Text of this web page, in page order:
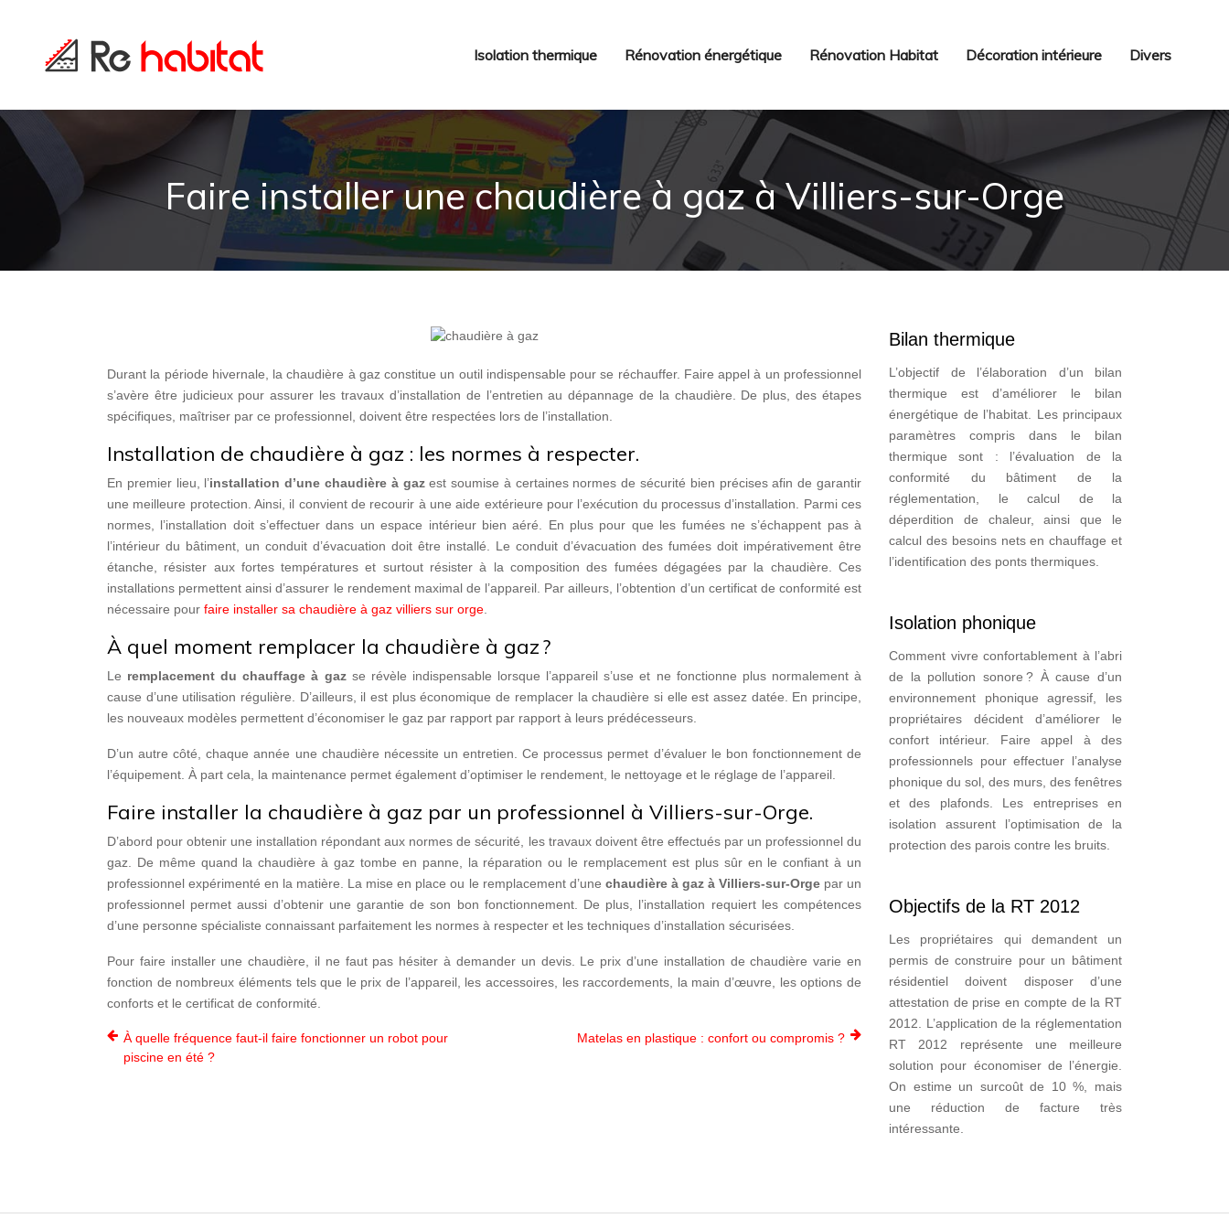
Isolation thermique Rénovation énergétique Rénovation Habitat Décoration intérieure Divers
Faire installer une chaudière à gaz à Villiers-sur-Orge
Durant la période hivernale, la chaudière à gaz constitue un outil indispensable pour se réchauffer. Faire appel à un professionnel
s’avère être judicieux pour assurer les travaux d’installation de l’entretien au dépannage de la chaudière. De plus, des étapes
spécifiques, maîtriser par ce professionnel, doivent être respectées lors de l’installation.
Installation de chaudière à gaz : les normes à respecter.
En premier lieu, l’installation d’une chaudière à gazest soumise à certaines normes de sécurité bien précises afin de garantir
une meilleure protection. Ainsi, il convient de recourir à une aide extérieure pour l’exécution du processus d’installation. Parmi ces
normes, l’installation doit s’effectuer dans un espace intérieur bien aéré. En plus pour que les fumées ne s’échappent pas à
l’intérieur du bâtiment, un conduit d’évacuation doit être installé. Le conduit d’évacuation des fumées doit impérativement être
étanche, résister aux fortes températures et surtout résister à la composition des fumées dégagées par la chaudière. Ces
installations permettent ainsi d’assurer le rendement maximal de l’appareil. Par ailleurs, l’obtention d’un certificat de conformité est
nécessaire pour faire installer sa chaudière à gaz villiers sur orge
À quel moment remplacer la chaudière à gaz ?
Le remplacement du chauffage à gazse révèle indispensable lorsque l’appareil s’use et ne fonctionne plus normalement à
cause d’une utilisation régulière. D’ailleurs, il est plus économique de remplacer la chaudière si elle est assez datée. En principe,
les nouveaux modèles permettent d’économiser le gaz par rapport par rapport à leurs prédécesseurs.
D’un autre côté, chaque année une chaudière nécessite un entretien. Ce processus permet d’évaluer le bon fonctionnement de
l’équipement. À part cela, la maintenance permet également d’optimiser le rendement, le nettoyage et le réglage de l’appareil.
Faire installer la chaudière à gaz par un professionnel à Villiers-sur-Orge.
D’abord pour obtenir une installation répondant aux normes de sécurité, les travaux doivent être effectués par un professionnel du
gaz. De même quand la chaudière à gaz tombe en panne, la réparation ou le remplacement est plus sûr en le confiant à un
professionnel expérimenté en la matière. La mise en place ou le remplacement d’une chaudière à gaz à Villiers-sur-Orgepar un
professionnel permet aussi d’obtenir une garantie de son bon fonctionnement. De plus, l’installation requiert les compétences
d’une personne spécialiste connaissant parfaitement les normes à respecter et les techniques d’installation sécurisées.
Pour faire installer une chaudière, il ne faut pas hésiter à demander un devis. Le prix d’une installation de chaudière varie en
fonction de nombreux éléments tels que le prix de l’appareil, les accessoires, les raccordements, la main d’œuvre, les options de
conforts et le certificat de conformité.
À quelle fréquence faut-il faire fonctionner un robot pour
piscine en été ?
Matelas en plastique : confort ou compromis ?
Bilan thermique
L’objectif de l’élaboration d’un bilan
thermique est d’améliorer le bilan
énergétique de l’habitat. Les principaux
paramètres compris dans le bilan
thermique sont : l’évaluation de la
conformité du bâtiment de la
réglementation, le calcul de la
déperdition de chaleur, ainsi que le
calcul des besoins nets en chauffage et
l’identification des ponts thermiques.
Isolation phonique
Comment vivre confortablement à l’abri
de la pollution sonore ? À cause d’un
environnement phonique agressif, les
propriétaires décident d’améliorer le
confort intérieur. Faire appel à des
professionnels pour effectuer l’analyse
phonique du sol, des murs, des fenêtres
et des plafonds. Les entreprises en
isolation assurent l’optimisation de la
protection des parois contre les bruits.
Objectifs de la RT 2012
Les propriétaires qui demandent un
permis de construire pour un bâtiment
résidentiel doivent disposer d’une
attestation de prise en compte de la RT
2012. L’application de la réglementation
RT 2012 représente une meilleure
solution pour économiser de l’énergie.
On estime un surcoût de 10 %, mais
une réduction de facture très
intéressante.